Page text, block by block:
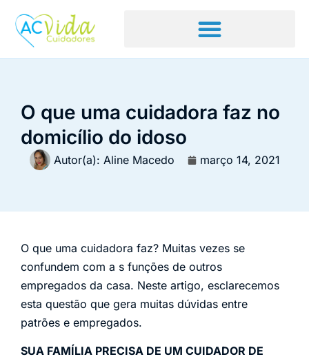
O que uma cuidadora faz no
domicílio do idoso
Autor(a): Aline Macedo março 14, 2021
O que uma cuidadora faz? Muitas vezes se
confundem com a s funções de outros
empregados da casa. Neste artigo, esclarecemos
esta questão que gera muitas dúvidas entre
patrões e empregados.
SUA FAMÍLIA PRECISA DE UM CUIDADOR DE